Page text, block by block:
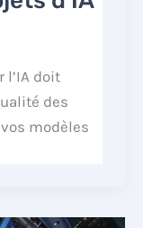
l’IA doit
des
modèles